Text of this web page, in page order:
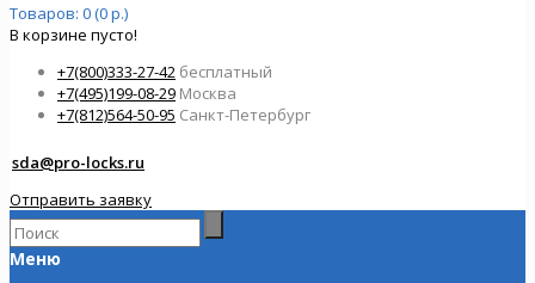
Товаров: 0 (0 р.)
В корзине пусто!
+7(800)333-27-42 бесплатный
+7(495)199-08-29 Москва
+7(812)564-50-95 Санкт-Петербург
sda@pro-locks.ru
Отправить заявку
Меню